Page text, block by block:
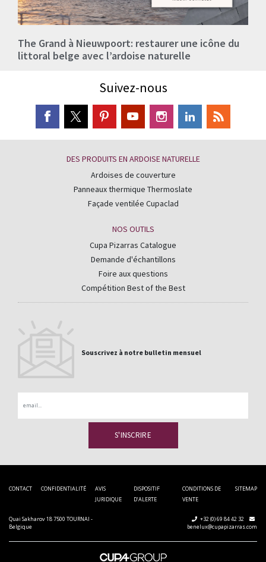
The Grand à Nieuwpoort: restaurer une icône du
littoral belge avec l’ardoise naturelle
Suivez-nous
DES PRODUITS EN ARDOISE NATURELLE
Ardoises de couverture
Panneaux thermique Thermoslate
Façade ventilée Cupaclad
NOS OUTILS
Cupa Pizarras Catalogue
Demande d'échantillons
Foire aux questions
Compétition Best of the Best
Souscrivez à notre bulletin mensuel
CONTACT CONFIDENTIALITÉ
AVIS
JURIDIQUE
DISPOSITIF
D’ALERTE
CONDITIONS DE
VENTE
SITEMAP
Quai Sakharov 18 7500 TOURNAI -
Belgique
+32 (0) 69 84 42 32
benelux@cupapizarras.com